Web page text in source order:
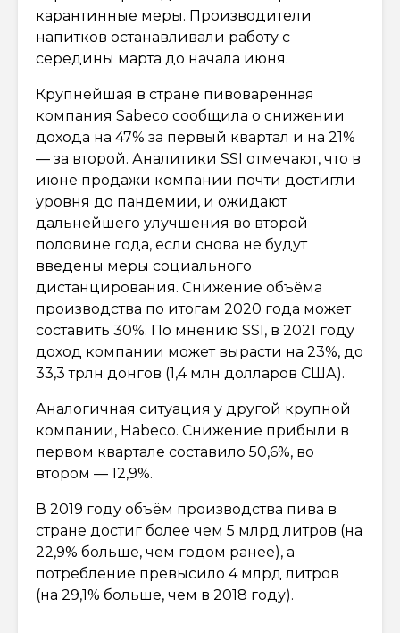
карантинные меры. Производители
напитков останавливали работу с
середины марта до начала июня.
Крупнейшая в стране пивоваренная
компания Sabeco сообщила о снижении
дохода на 47% за первый квартал и на 21%
— за второй. Аналитики SSI отмечают, что в
июне продажи компании почти достигли
уровня до пандемии, и ожидают
дальнейшего улучшения во второй
половине года, если снова не будут
введены меры социального
дистанцирования. Снижение объёма
производства по итогам 2020 года может
составить 30%. По мнению SSI, в 2021 году
доход компании может вырасти на 23%, до
33,3 трлн донгов (1,4 млн долларов США).
Аналогичная ситуация у другой крупной
компании, Habeco. Снижение прибыли в
первом квартале составило 50,6%, во
втором — 12,9%.
В 2019 году объём производства пива в
стране достиг более чем 5 млрд литров (на
22,9% больше, чем годом ранее), а
потребление превысило 4 млрд литров
(на 29,1% больше, чем в 2018 году).